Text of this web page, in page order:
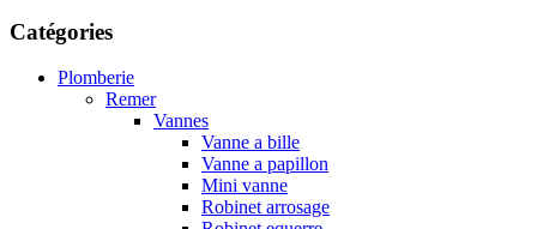
Catégories
Plomberie
Remer
Vannes
Vanne a bille
Vanne a papillon
Mini vanne
Robinet arrosage